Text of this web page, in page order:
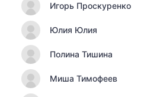
Игорь Проскуренко
Юлия Юлия
Полина Тишина
Миша Тимофеев